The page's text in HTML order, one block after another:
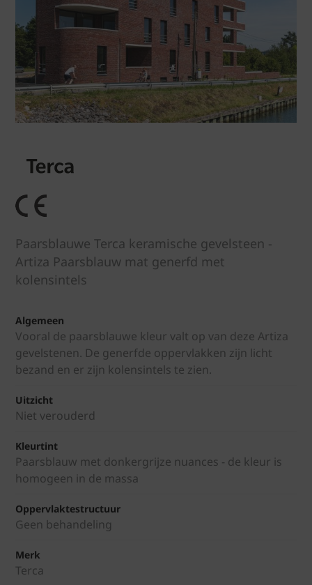
Paarsblauwe Terca keramische gevelsteen -
Artiza Paarsblauw mat generfd met
kolensintels
Algemeen
Vooral de paarsblauwe kleur valt op van deze Artiza
gevelstenen. De generfde oppervlakken zijn licht
bezand en er zijn kolensintels te zien.
Uitzicht
Niet verouderd
Kleurtint
Paarsblauw met donkergrijze nuances - de kleur is
homogeen in de massa
Oppervlaktestructuur
Geen behandeling
Merk
Terca